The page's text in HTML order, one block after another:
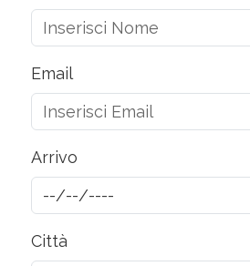
Email
Arrivo
Città